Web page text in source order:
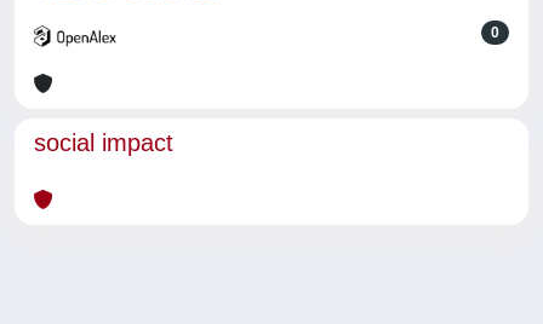
0
social impact